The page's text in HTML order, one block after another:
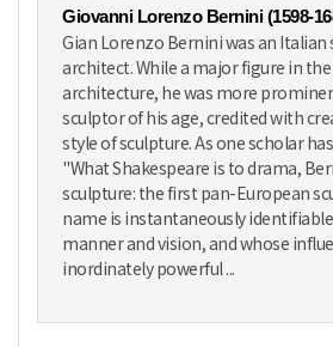
Giovanni Lorenzo Bernini (1598-
Gian Lorenzo Bernini was an Italian
architect. While a major figure in
architecture, he was more
sculptor of his age, credited with
style of sculpture. As one scholar
"What Shakespeare is to drama,
sculpture: the first pan-European
name is instantaneously
manner and vision, and whose
inordinately powerful ...